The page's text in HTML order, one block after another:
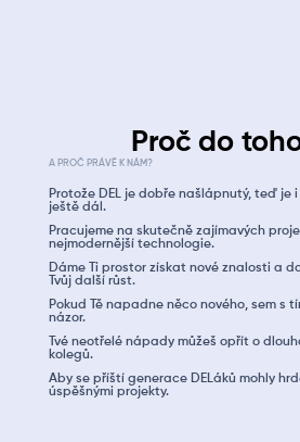
Proč do
A PROČ PRÁVĚ K NÁM?
Protože DEL je dobře našlápnutý, teď je
ještě dál.
Pracujeme na skutečně zajímavých
nejmodernější technologie.
Dáme Ti prostor získat nové znalosti a
Tvůj další růst.
Pokud Tě napadne něco nového, sem s
názor.
Tvé neotřelé nápady můžeš opřít o
kolegů.
Aby se příští generace DELáků mohly
úspěšnými projekty.